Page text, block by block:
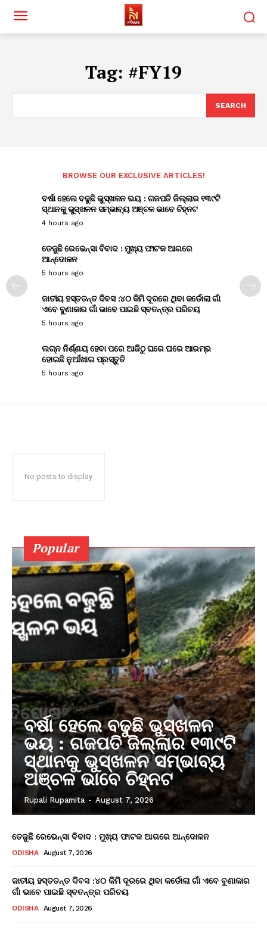
Tag: #FY19
SEARCH
BROWSE OUR EXCLUSIVE ARTICLES!
ବର୍ଷା ହେଲେ ବଢୁଛି ଭୁସ୍ଖଳନ ଭୟ : ଗଜପତି ଜିଲ୍ଲାର ୧୩୯ଟି
ସ୍ଥାନକୁ ଭୁସ୍ଖଳନ ସମ୍ଭାବ୍ୟ ଅଞ୍ଚଳ ଭାବେ ଚିହ୍ନଟ
4 hours ago
ତେଜୁଛି ରେଭେନ୍ସା ବିବାଦ : ମୁଖ୍ୟ ଫାଟକ ଆଗରେ
ଆନ୍ଦୋଳନ
5 hours ago
ଜାତୀୟ ହସ୍ତତନ୍ତ ଦିବସ :୪୦ କିମି ଦୂରରେ ଥିବା କର୍ଡୋଲା ଗାଁ
ଏବେ ବୁଣାକାର ଗାଁ ଭାବେ ପାଇଛି ସ୍ବତନ୍ତ୍ର ପରିଚୟ
5 hours ago
ଲଗ୍ନ ନିର୍ଣ୍ଣୟ ହେବା ପରେ ଆଜିଠୁ ଘରେ ଘରେ ଆରମ୍ଭ
ହୋଇଛି ନୁଆଁଖାଇ ପ୍ରସ୍ତୁତି
5 hours ago
No posts to display
Popular
ବର୍ଷା ହେଲେ ବଢୁଛି ଭୁସ୍ଖଳନ
ଭୟ : ଗଜପତି ଜିଲ୍ଲାର ୧୩୯ଟି
ସ୍ଥାନକୁ ଭୁସ୍ଖଳନ ସମ୍ଭାବ୍ୟ
ଅଞ୍ଚଳ ଭାବେ ଚିହ୍ନଟ
Rupali Rupamita - August 7, 2026
ତେଜୁଛି ରେଭେନ୍ସା ବିବାଦ : ମୁଖ୍ୟ ଫାଟକ ଆଗରେ ଆନ୍ଦୋଳନ
ODISHA August 7, 2026
ଜାତୀୟ ହସ୍ତତନ୍ତ ଦିବସ :୪୦ କିମି ଦୂରରେ ଥିବା କର୍ଡୋଲା ଗାଁ ଏବେ ବୁଣାକାର
ଗାଁ ଭାବେ ପାଇଛି ସ୍ବତନ୍ତ୍ର ପରିଚୟ
ODISHA August 7, 2026